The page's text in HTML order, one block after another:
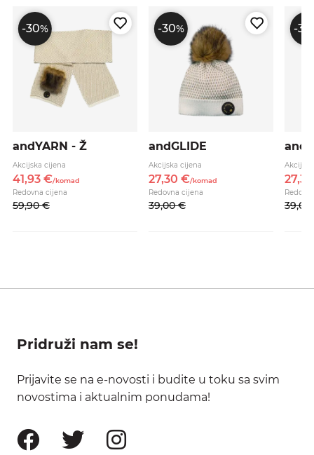
-30%
andYARN - Ž
Akcijska cijena
41,93 €/komad
Redovna cijena
59,90 €
-30%
andGLIDE
Akcijska cijena
27,30 €/komad
Redovna cijena
39,00 €
-30
27,30
39,00
Pridruži nam se!
Prijavite se na e-novosti i budite u toku sa svim
novostima i aktualnim ponudama!